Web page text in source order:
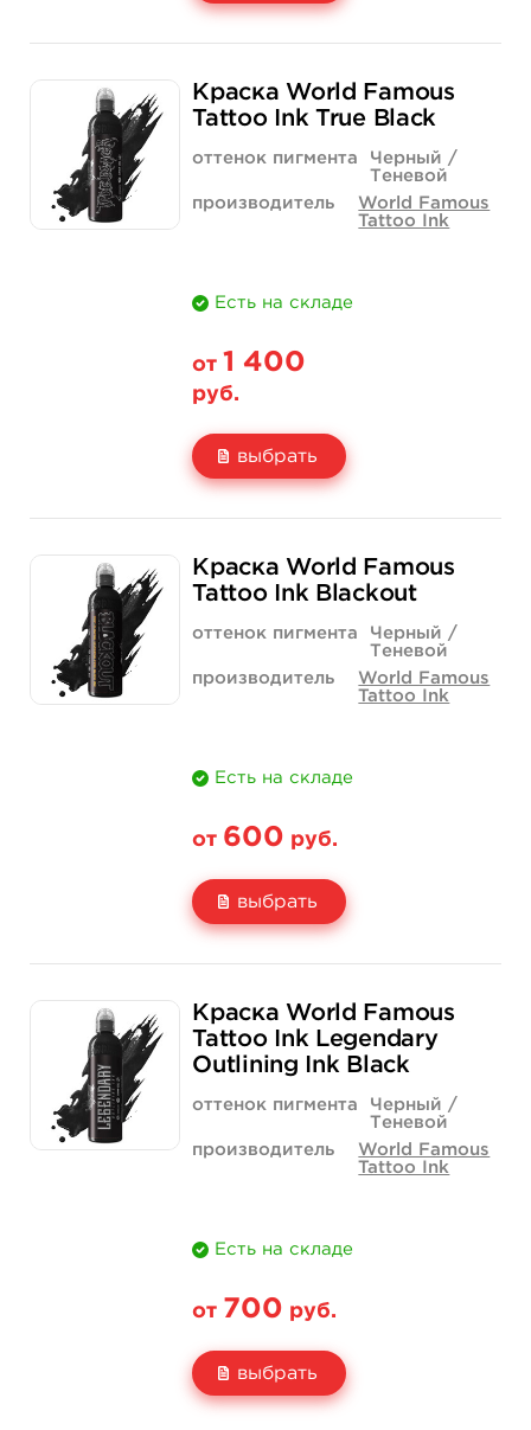
Количество
7 400 руб.
купить
19 800 руб.
купить
Краска World Famous
Tattoo Ink True Black
оттенок пигмента
Черный /
Теневой
производитель
World Famous
Tattoo Ink
Есть на складе
от 1 400
руб.
выбрать
Количество
1 400 руб.
купить
3 900 руб.
купить
Краска World Famous
Tattoo Ink Blackout
оттенок пигмента
Черный /
Теневой
производитель
World Famous
Tattoo Ink
Есть на складе
от 600 руб.
выбрать
Количество
600 руб.
купить
925 руб.
Краска World Famous
Tattoo Ink Legendary
Outlining Ink Black
оттенок пигмента
Черный /
Теневой
производитель
World Famous
Tattoo Ink
Есть на складе
от 700 руб.
выбрать